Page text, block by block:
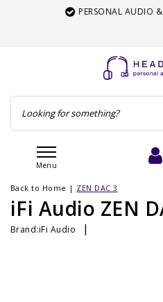
PERSONAL AUDIO
Menu
Back to Home | ZEN DAC 3
iFi Audio ZEN
Brand:iFi Audio |